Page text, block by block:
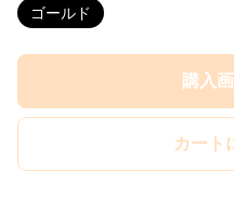
ゴールド
購入
カート